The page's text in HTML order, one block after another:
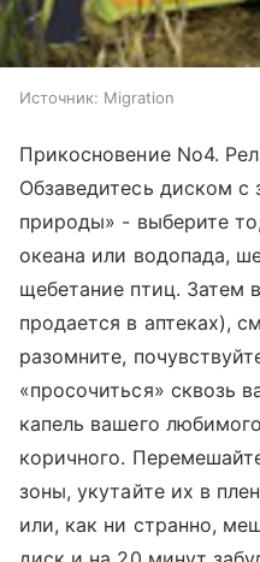
Источник: Migration
Прикосновение No4.
Обзаведитесь диском с
природы» - выберите
океана или водопада,
щебетание птиц. Затем
продается в аптеках),
разомните,
«просочиться» сквозь
капель вашего
коричного.
зоны, укутайте их в
или, как ни странно,